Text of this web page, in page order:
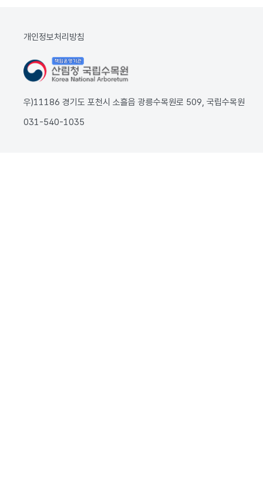
개인정보처리방침
우)11186 경기도 포천시 소흘읍 광릉수목원로 509, 국립수목원
031-540-1035